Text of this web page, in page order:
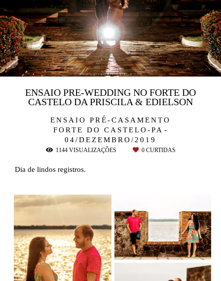
ENSAIO PRÉ-CASAMENTO
FORTE DO CASTELO-PA
04/DEZEMBRO/2019
ENSAIO PRE-WEDDING NO FORTE DO
CASTELO DA PRISCILA & EDIELSON
1144VISUALIZAÇÕES 0CURTIDAS
Dia de lindos registros.